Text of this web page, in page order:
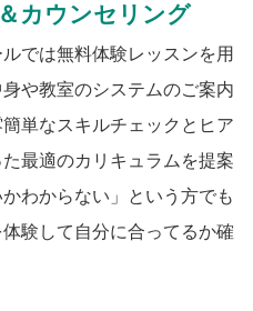
カウンセリング
では無料体験レッスンを用
や教室のシステムのご案内
単なスキルチェックとヒア
最適のカリキュラムを提案
わからない」という方でも
験して自分に合ってるか確